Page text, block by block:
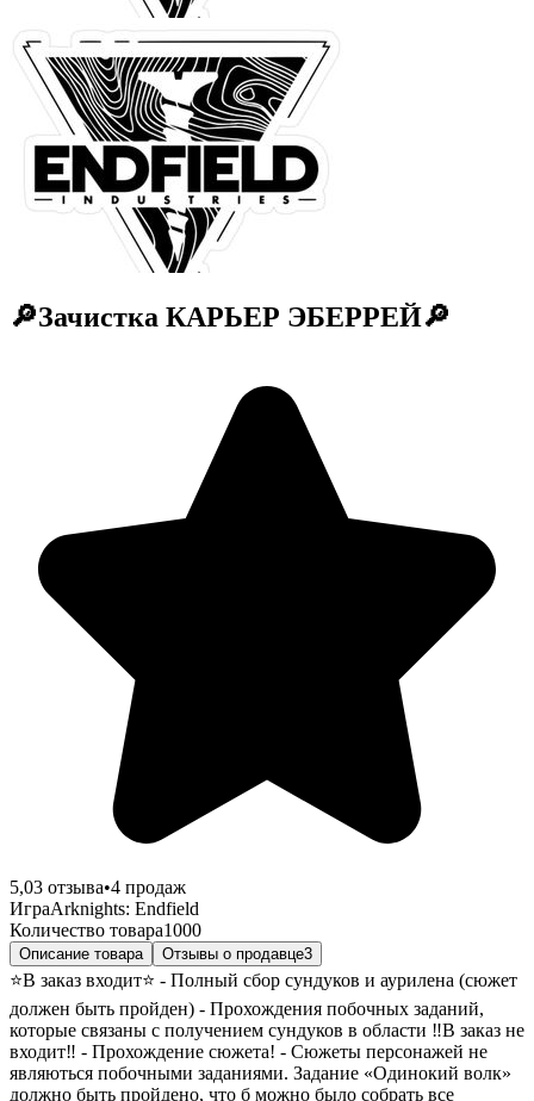
🔎Зачистка КАРЬЕР ЭБЕРРЕЙ🔎
5,03 отзыва•4 продаж
ИграArknights: Endfield
Количество товара1000
Описание товара Отзывы о продавце3
⭐В заказ входит⭐ - Полный сбор сундуков и аурилена (сюжет
должен быть пройден) - Прохождения побочных заданий,
которые связаны с получением сундуков в области ‼️В заказ не
входит‼️ - Прохождение сюжета! - Сюжеты персонажей не
являються побочными заданиями. Задание «Одинокий волк»
должно быть пройдено, что б можно было собрать все